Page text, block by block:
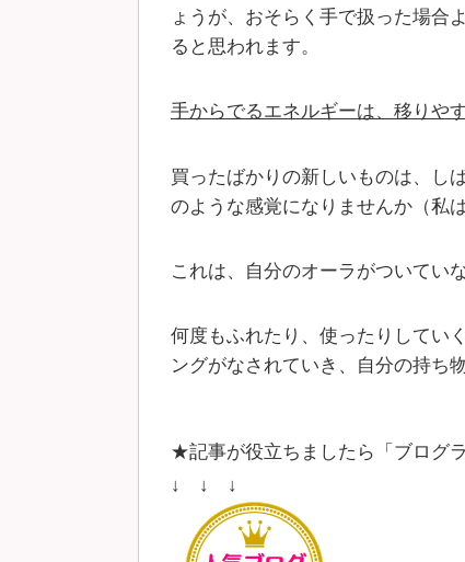
ょうが、おそらく手で扱った場合
ると思われます。
手からでるエネルギーは、移りや
買ったばかりの新しいものは、し
のような感覚になりませんか（私
これは、自分のオーラがついてい
何度もふれたり、使ったりしてい
ングがなされていき、自分の持ち
★記事が役立ちましたら「ブログ
↓ ↓ ↓